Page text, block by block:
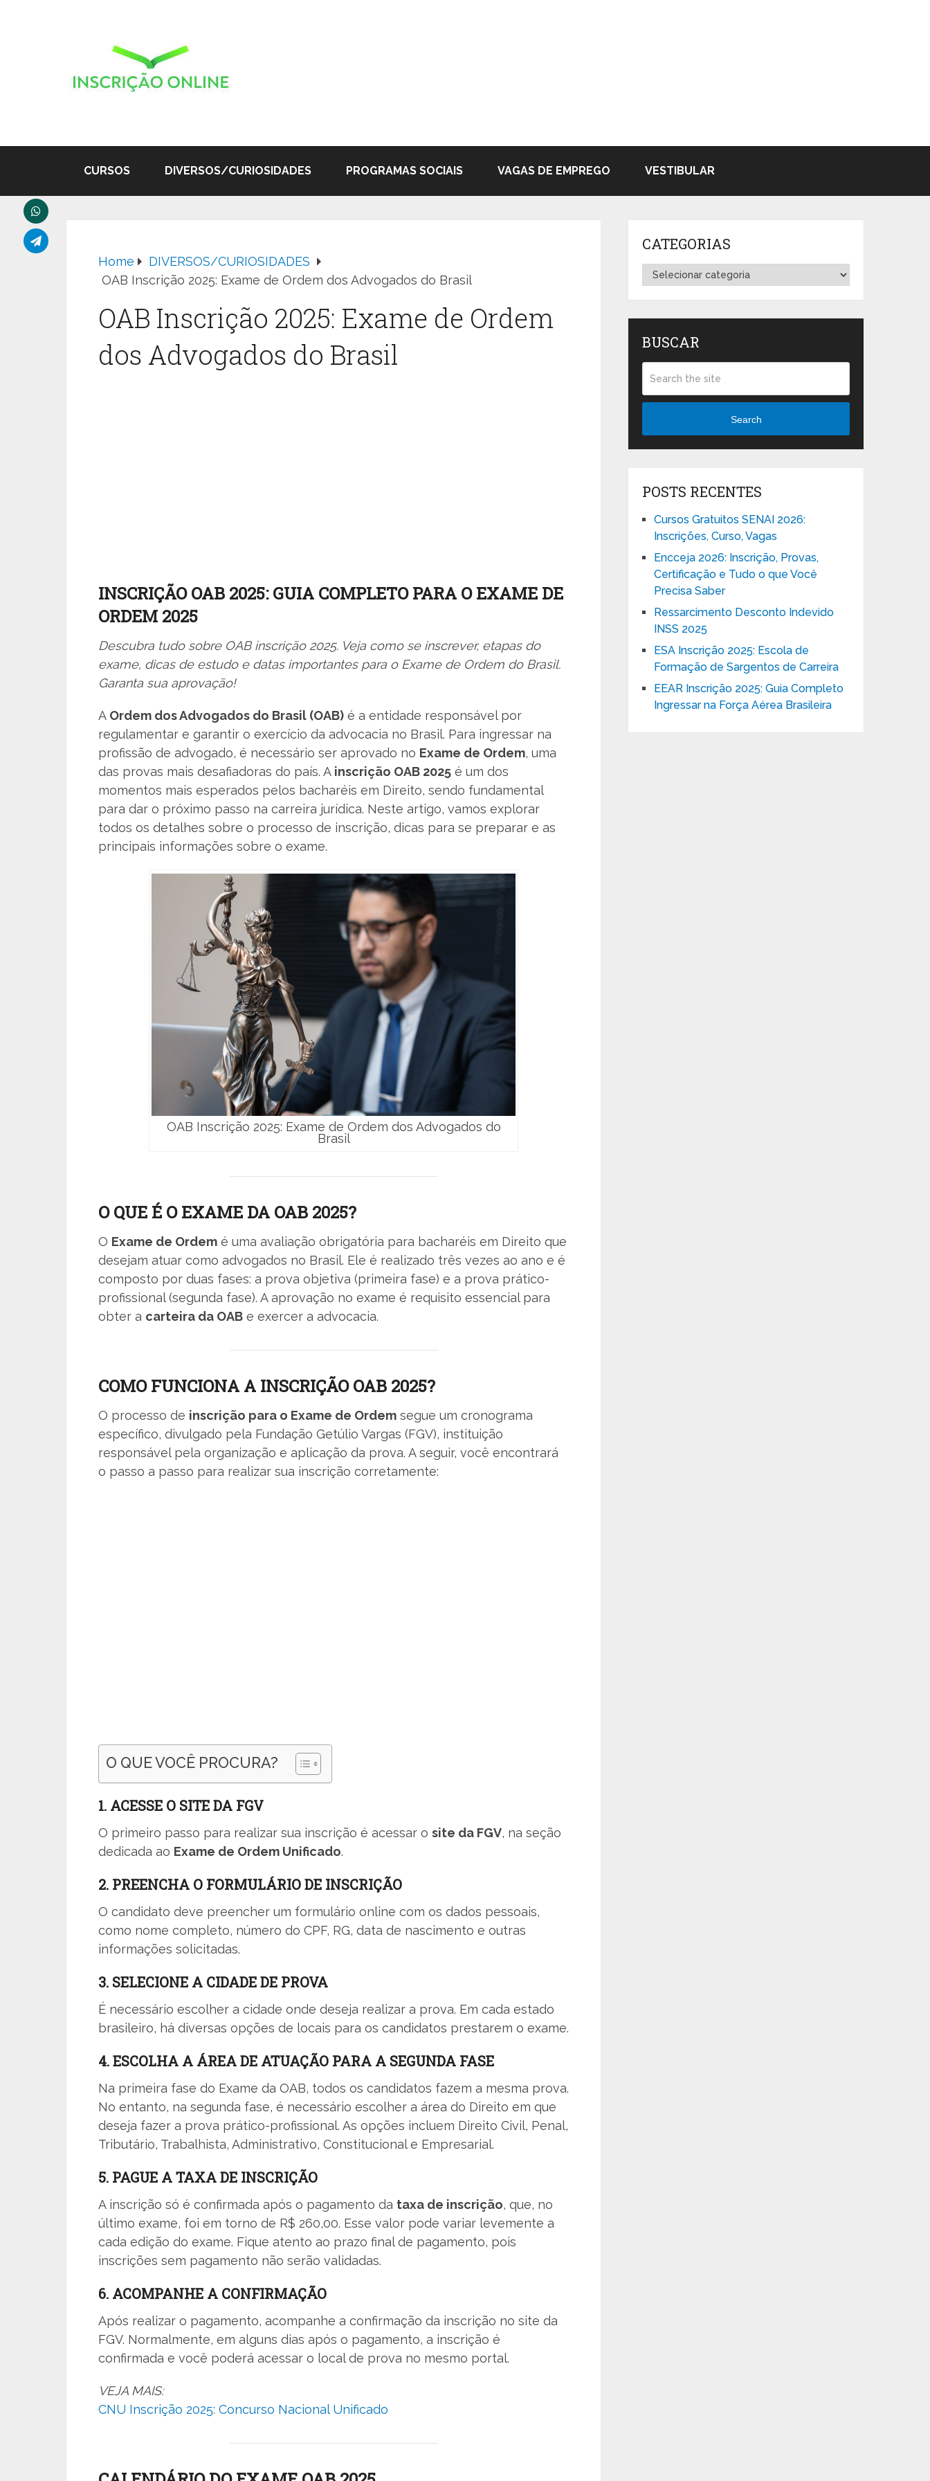
CURSOS DIVERSOS/CURIOSIDADES PROGRAMAS SOCIAIS VAGAS DE EMPREGO VESTIBULAR
Home
DIVERSOS/CURIOSIDADES
OAB Inscrição 2025: Exame de Ordem dos Advogados do Brasil
OAB Inscrição 2025: Exame de Ordem
dos Advogados do Brasil
INSCRIÇÃO OAB 2025: GUIA COMPLETO PARA O EXAME DE
ORDEM 2025
Descubra tudo sobre OAB inscrição 2025. Veja como se inscrever, etapas do
exame, dicas de estudo e datas importantes para o Exame de Ordem do Brasil.
Garanta sua aprovação!
A Ordem dos Advogados do Brasil (OAB) é a entidade responsável por
regulamentar e garantir o exercício da advocacia no Brasil. Para ingressar na
profissão de advogado, é necessário ser aprovado no Exame de Ordem, uma
das provas mais desafiadoras do país. A inscrição OAB 2025 é um dos
momentos mais esperados pelos bacharéis em Direito, sendo fundamental
para dar o próximo passo na carreira jurídica. Neste artigo, vamos explorar
todos os detalhes sobre o processo de inscrição, dicas para se preparar e as
principais informações sobre o exame.
OAB Inscrição 2025: Exame de Ordem dos Advogados do
Brasil
O QUE É O EXAME DA OAB 2025?
O Exame de Ordem é uma avaliação obrigatória para bacharéis em Direito que
desejam atuar como advogados no Brasil. Ele é realizado três vezes ao ano e é
composto por duas fases: a prova objetiva (primeira fase) e a prova prático-
profissional (segunda fase). A aprovação no exame é requisito essencial para
obter a carteira da OAB e exercer a advocacia.
COMO FUNCIONA A INSCRIÇÃO OAB 2025?
O processo de inscrição para o Exame de Ordem segue um cronograma
específico, divulgado pela Fundação Getúlio Vargas (FGV), instituição
responsável pela organização e aplicação da prova. A seguir, você encontrará
o passo a passo para realizar sua inscrição corretamente:
O QUE VOCÊ PROCURA?
1. ACESSE O SITE DA FGV
O primeiro passo para realizar sua inscrição é acessar o site da FGV, na seção
dedicada ao Exame de Ordem Unificado.
2. PREENCHA O FORMULÁRIO DE INSCRIÇÃO
O candidato deve preencher um formulário online com os dados pessoais,
como nome completo, número do CPF, RG, data de nascimento e outras
informações solicitadas.
3. SELECIONE A CIDADE DE PROVA
É necessário escolher a cidade onde deseja realizar a prova. Em cada estado
brasileiro, há diversas opções de locais para os candidatos prestarem o exame.
4. ESCOLHA A ÁREA DE ATUAÇÃO PARA A SEGUNDA FASE
Na primeira fase do Exame da OAB, todos os candidatos fazem a mesma prova.
No entanto, na segunda fase, é necessário escolher a área do Direito em que
deseja fazer a prova prático-profissional. As opções incluem Direito Civil, Penal,
Tributário, Trabalhista, Administrativo, Constitucional e Empresarial.
5. PAGUE A TAXA DE INSCRIÇÃO
A inscrição só é confirmada após o pagamento da taxa de inscrição, que, no
último exame, foi em torno de R$ 260,00. Esse valor pode variar levemente a
cada edição do exame. Fique atento ao prazo final de pagamento, pois
inscrições sem pagamento não serão validadas.
6. ACOMPANHE A CONFIRMAÇÃO
Após realizar o pagamento, acompanhe a confirmação da inscrição no site da
FGV. Normalmente, em alguns dias após o pagamento, a inscrição é
confirmada e você poderá acessar o local de prova no mesmo portal.
VEJA MAIS:
CNU Inscrição 2025: Concurso Nacional Unificado
CATEGORIAS
Categorias
BUSCAR
Search
POSTS RECENTES
Cursos Gratuitos SENAI 2026:
Inscrições, Curso, Vagas
Encceja 2026: Inscrição, Provas,
Certificação e Tudo o que Você
Precisa Saber
Ressarcimento Desconto Indevido
INSS 2025
ESA Inscrição 2025: Escola de
Formação de Sargentos de Carreira
EEAR Inscrição 2025: Guia Completo
Ingressar na Força Aérea Brasileira